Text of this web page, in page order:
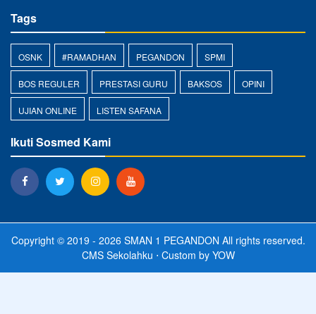
Tags
OSNK #RAMADHAN PEGANDON SPMI
BOS REGULER PRESTASI GURU BAKSOS OPINI
UJIAN ONLINE LISTEN SAFANA
Ikuti Sosmed Kami
Copyright © 2019 - 2026 SMAN 1 PEGANDON All rights reserved.
CMS Sekolahku ⋅ Custom by YOW